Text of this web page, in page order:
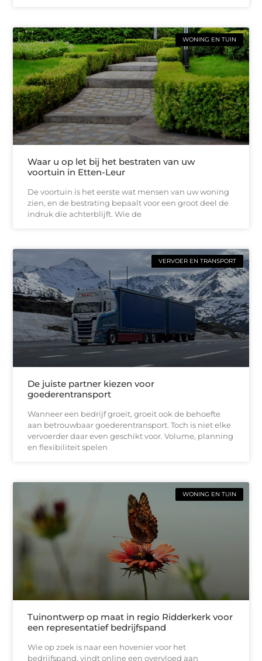
WONING EN TUIN
Waar u op let bij het bestraten van uw
voortuin in Etten-Leur
De voortuin is het eerste wat mensen van uw woning
zien, en de bestrating bepaalt voor een groot deel de
indruk die achterblijft. Wie de
VERVOER EN TRANSPORT
De juiste partner kiezen voor
goederentransport
Wanneer een bedrijf groeit, groeit ook de behoefte
aan betrouwbaar goederentransport. Toch is niet elke
vervoerder daar even geschikt voor. Volume, planning
en flexibiliteit spelen
WONING EN TUIN
Tuinontwerp op maat in regio Ridderkerk voor
een representatief bedrijfspand
Wie op zoek is naar een hovenier voor het
bedrijfspand, vindt online een overvloed aan